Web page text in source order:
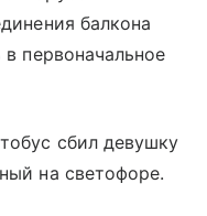
балкона
первоначальное
сбил девушку
на светофоре.